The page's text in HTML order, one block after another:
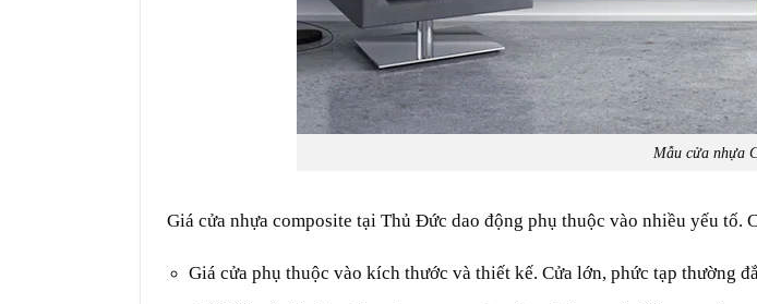
Mẫu cửa nhựa
Giá cửa nhựa composite tại Thủ Đức dao động phụ thuộc vào nhiều yếu tố.
Giá cửa phụ thuộc vào kích thước và thiết kế. Cửa lớn, phức tạp thường